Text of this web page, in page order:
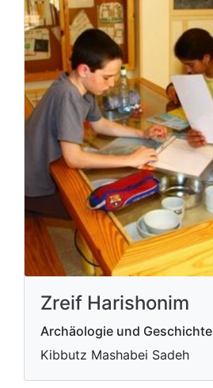
Zreif Harishonim
Archäologie und Geschichte
Kibbutz Mashabei Sadeh